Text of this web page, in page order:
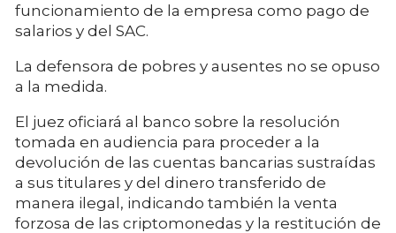
funcionamiento de la empresa como pago de
salarios y del SAC.
La defensora de pobres y ausentes no se opuso
a la medida.
El juez oficiará al banco sobre la resolución
tomada en audiencia para proceder a la
devolución de las cuentas bancarias sustraídas
a sus titulares y del dinero transferido de
manera ilegal, indicando también la venta
forzosa de las criptomonedas y la restitución de